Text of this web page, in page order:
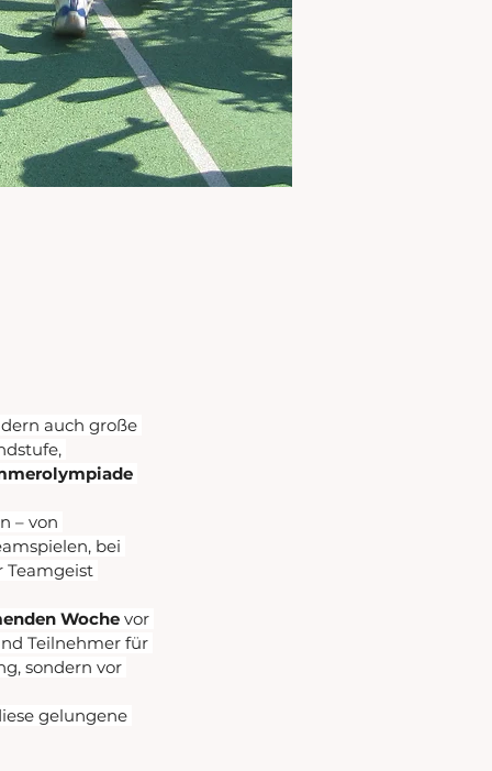
auch große
– von
bei
Teamgeist
Woche vor
Teilnehmer für
sondern vor
gelungene